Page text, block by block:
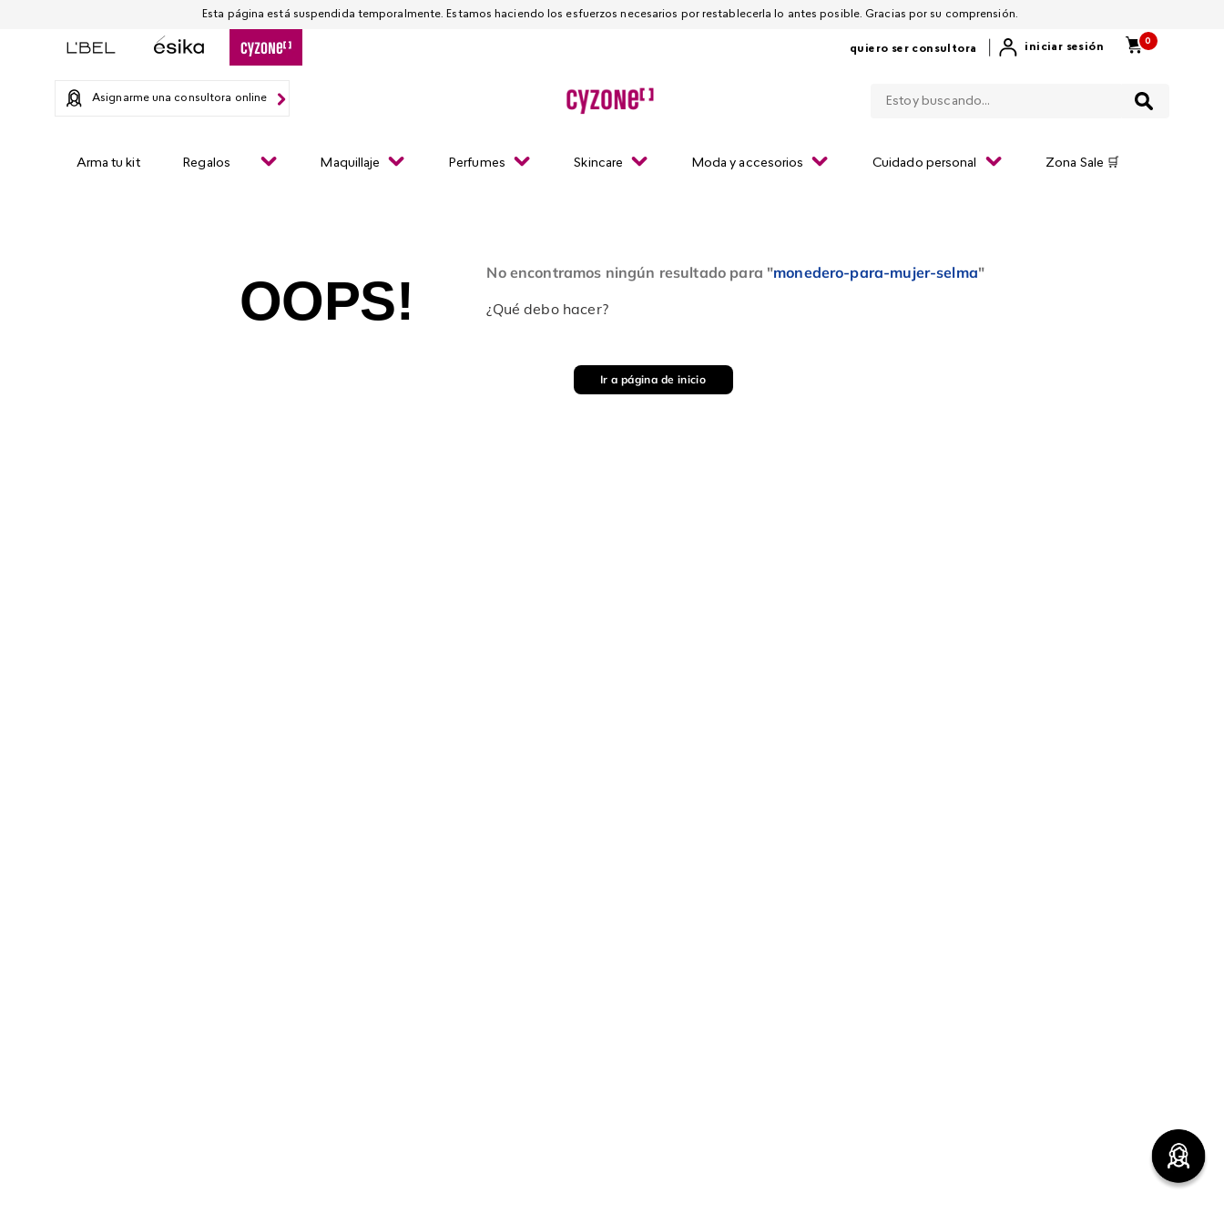
quiero ser consultora iniciar sesión
0
Asignarme una consultora online
Arma tu kit Regalos Maquillaje Perfumes Skincare Moda y accesorios Cuidado personal Zona Sale 🛒
Esta página está suspendida temporalmente. Estamos haciendo los esfuerzos necesarios por restablecerla lo antes posible. Gracias por su comprensión.
OOPS! No encontramos ningún resultado para "monedero-para-mujer-selma"
¿Qué debo hacer?
Ir a página de inicio